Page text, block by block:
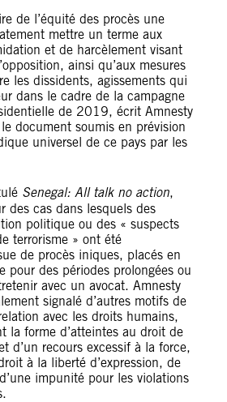
de l’équité des procès une
mettre un terme aux
et de harcèlement visant
ainsi qu’aux mesures
les dissidents, agissements qui
dans le cadre de la campagne
de 2019, écrit Amnesty
document soumis en prévision
universel de ce pays par les
Senegal: All talk no action,
des cas dans lesquels des
politique ou des « suspects
terrorisme » ont été
de procès iniques, placés en
pour des périodes prolongées ou
avec un avocat. Amnesty
signalé d’autres motifs de
avec les droits humains,
la forme d’atteintes au droit de
d’un recours excessif à la force,
à la liberté d’expression, de
impunité pour les violations